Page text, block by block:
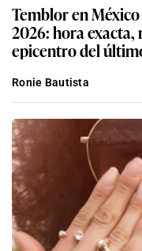
Temblor en
2026: hora
epicentro del
Ronie Bautista